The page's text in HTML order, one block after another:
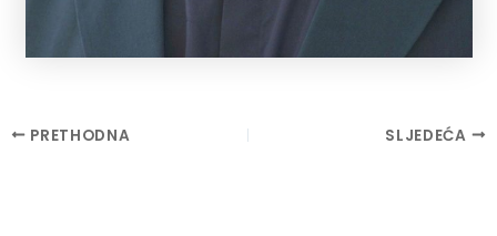
PostPRETHODNA SLJEDEĆA